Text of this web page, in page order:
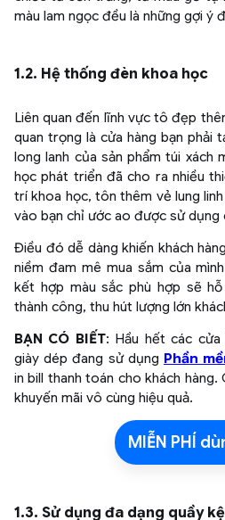
màu lam ngọc đều là những gợi ý
1.2. Hệ thống đèn khoa học
Liên quan đến lĩnh vực tô đẹp
quan trọng là cửa hàng bạn phải
long lanh của sản phẩm túi xách
học phát triển đã cho ra nhiều
trí khoa học, tôn thêm vẻ lung
vào bạn chỉ ước ao được sử dụng
Điều đó dễ dàng khiến khách
niềm đam mê mua sắm của
kết hợp màu sắc phù hợp sẽ
thành công, thu hút lượng lớn
BẠN CÓ BIẾT: Hầu hết các cửa
giày dép đang sử dụng Phần
in bill thanh toán cho khách
khuyến mãi vô cùng hiệu quả.
MIỄN PHÍ
1.3. Sử dụng đa dạng quầy kệ